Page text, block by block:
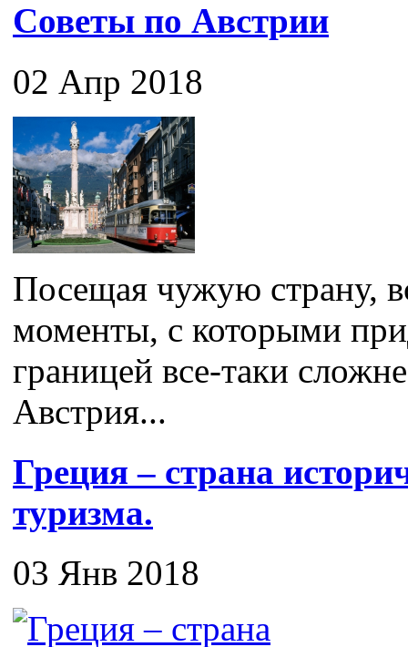
Советы по Австрии
02 Апр 2018
Посещая чужую страну,
моменты, с которыми
границей все-таки
Австрия...
Греция – страна
туризма.
03 Янв 2018